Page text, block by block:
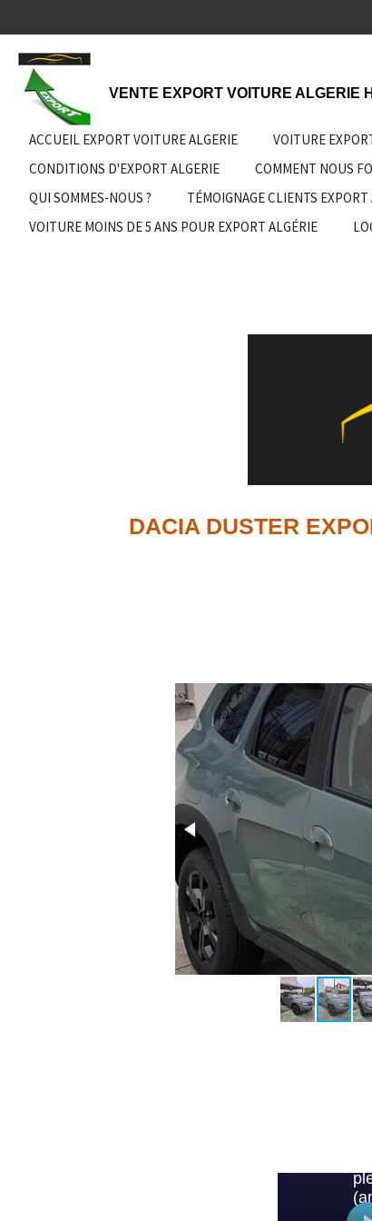
au
contenu
principal
VENTE EXPORT VOITURE ALGERIE
ACCUEIL EXPORT VOITURE ALGERIE VOITURE
CONDITIONS D'EXPORT ALGERIE
COMMENT NOUS
QUI SOMMES-NOUS ?
TÉMOIGNAGE CLIENTS EXPORT
VOITURE MOINS DE 5 ANS POUR EXPORT ALGÉRIE
DACIA DUSTER